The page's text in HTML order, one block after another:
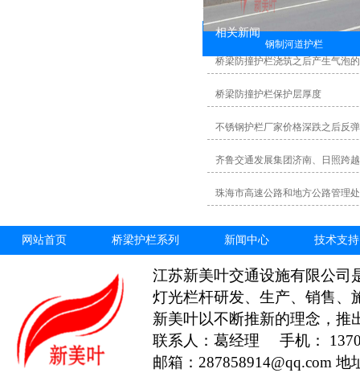
钢制河道护栏
相关新闻
桥梁防撞护栏浇筑之后产生气泡
桥梁防撞护栏保护层厚度
不锈钢护栏厂家价格深跌之后反
齐鲁交通发展集团济南、日照跨
珠海市高速公路和地方公路管理
网站首页 桥梁护栏系列 新闻中心 技术支持
江苏新美叶交通设施有限公司
灯光栏杆研发、生产、销售、
新美叶以不断推新的理念，推
联系人：葛经理 手机：
邮箱：287858914@qq.com